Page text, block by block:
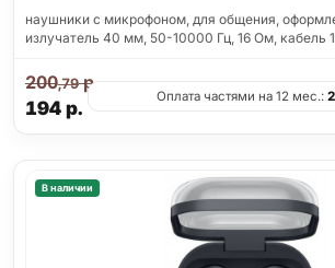
наушники с микрофоном, для общения,
излучатель 40 мм, 50-10000 Гц, 16 Ом, кабель
194р.
200,79р.
Оплата частями на 12 мес.:
В наличии